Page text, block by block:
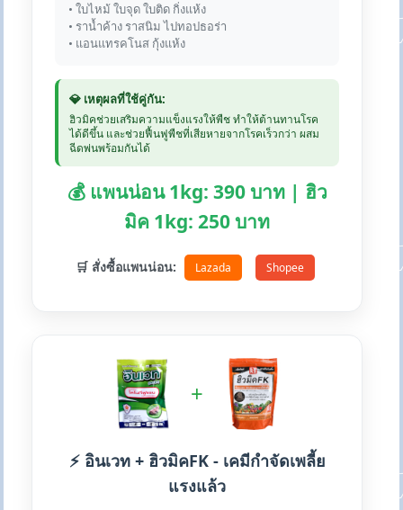
• ใบไหม้ ใบจุด ใบติด กิ่งแห้ง
• ราน้ำค้าง ราสนิม ไปทอปธอร่า
• แอนแทรคโนส กุ้งแห้ง
💎 เหตุผลที่ใช้คู่กัน:
ฮิวมิคช่วยเสริมความแข็งแรงให้พืช ทำให้ต้านทานโรค
ได้ดีขึ้น และช่วยฟื้นฟูพืชที่เสียหายจากโรคเร็วกว่า ผสม
ฉีดพ่นพร้อมกันได้
💰 แพนน่อน 1kg: 390 บาท | ฮิว
มิค 1kg: 250 บาท
🛒 สั่งซื้อแพนน่อน: Lazada Shopee
+
⚡ อินเวท + ฮิวมิคFK - เคมีกำจัดเพลี้ย
แรงแล้ว